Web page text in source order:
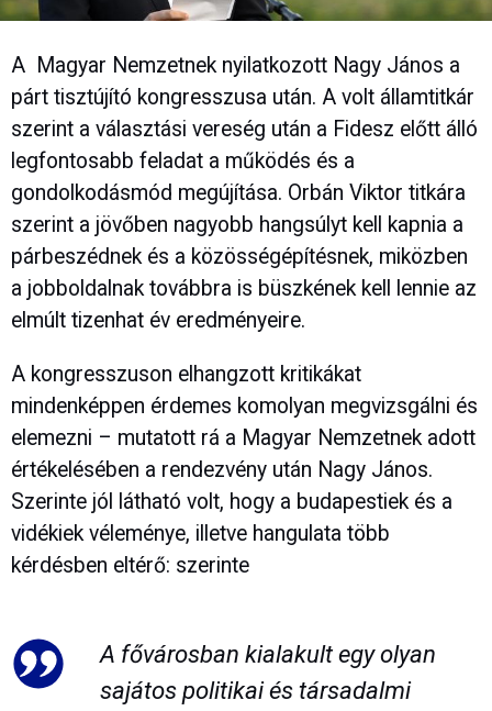
A Magyar Nemzetnek nyilatkozott Nagy János a
párt tisztújító kongresszusa után. A volt államtitkár
szerint a választási vereség után a Fidesz előtt álló
legfontosabb feladat a működés és a
gondolkodásmód megújítása. Orbán Viktor titkára
szerint a jövőben nagyobb hangsúlyt kell kapnia a
párbeszédnek és a közösségépítésnek, miközben
a jobboldalnak továbbra is büszkének kell lennie az
elmúlt tizenhat év eredményeire.
A kongresszuson elhangzott kritikákat
mindenképpen érdemes komolyan megvizsgálni és
elemezni – mutatott rá a Magyar Nemzetnek adott
értékelésében a rendezvény után Nagy János.
Szerinte jól látható volt, hogy a budapestiek és a
vidékiek véleménye, illetve hangulata több
kérdésben eltérő: szerinte
A fővárosban kialakult egy olyan
sajátos politikai és társadalmi